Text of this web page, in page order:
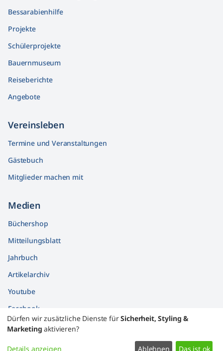
Bessarabienhilfe
Projekte
Schülerprojekte
Bauernmuseum
Reiseberichte
Angebote
Vereinsleben
Termine und Veranstaltungen
Gästebuch
Mitglieder machen mit
Medien
Büchershop
Mitteilungsblatt
Jahrbuch
Artikelarchiv
Youtube
Facebook
Findbücher
Widerrufsformular
Dürfen wir zusätzliche Dienste fürSicherheit, Styling &
Marketing aktivieren?
Details anzeigen Ablehnen Das ist ok